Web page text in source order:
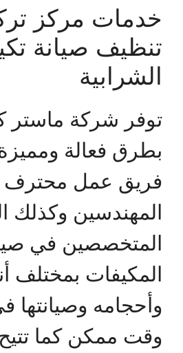
خدمات مركز
تنظيف صيانة
الشرابية
توفر شركة ماستر
بطرق فعالة
فريق عمل محترف
المهندسين وكذلك
المتخصصين في
المكيفات بمختلف
وأحجامه وصيانتها
وقت ممكن كما